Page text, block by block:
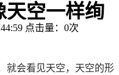
天空一样绚
点击量： 0次
就会看见天空，天空的形